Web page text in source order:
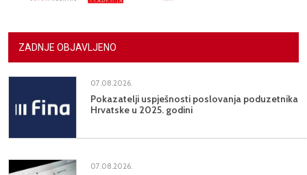
ZADNJE OBJAVLJENO
07.08.2026.
Pokazatelji uspješnosti poslovanja poduzetnika
Hrvatske u 2025. godini
07.08.2026.